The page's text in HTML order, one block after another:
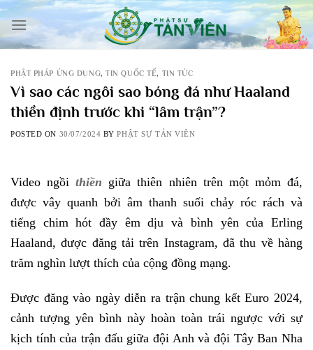
Skip
content
PHẬT PHÁP ỨNG DỤNG,TIN QUỐC TẾ, TIN TỨC
Vì sao các ngôi sao bóng đá như Haaland
thiền định trước khi “lâm trận”?
POSTED ON 30/07/2024 BYPHẬT SỰ TẢN VIÊN
Video ngồithiền giữa thiên nhiên trên một mỏm đá,
được vây quanh bởi âm thanh suối chảy róc rách và
tiếng chim hót đầy êm dịu và bình yên của Erling
Haaland, được đăng tải trên Instagram, đã thu về hàng
trăm nghìn lượt thích của cộng đồng mạng.
Được đăng vào ngày diễn ra trận chung kết Euro 2024,
cảnh tượng yên bình này hoàn toàn trái ngược với sự
kịch tính của trận đấu giữa đội Anh và đội Tây Ban Nha